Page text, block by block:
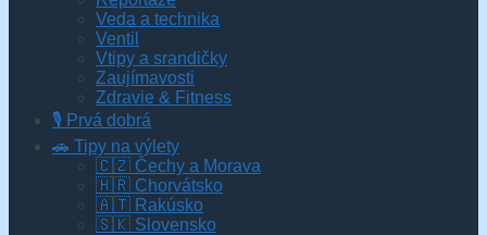
Veda a technika
Ventil
Vtipy a srandičky
Zaujímavosti
Zdravie & Fitness
🎙️ Prvá dobrá
🚗 Tipy na výlety
🇨🇿 Čechy a Morava
🇭🇷 Chorvátsko
🇦🇹 Rakúsko
🇸🇰 Slovensko